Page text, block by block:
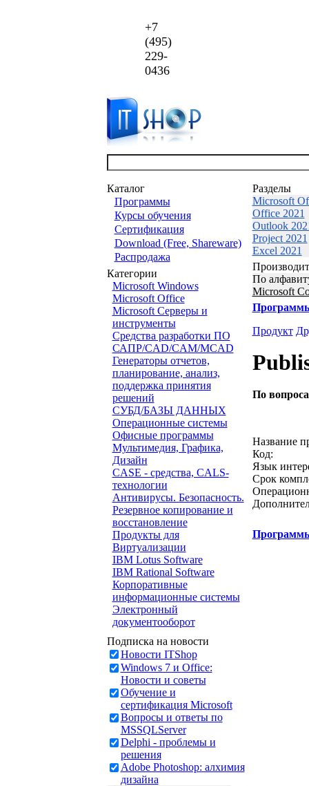
+7
(495)
229-
0436
Каталог
Программы
Курсы обучения
Сертификация
Download (Free, Shareware)
Распродажа
Категории
Microsoft Windows
Microsoft Office
Microsoft Серверы и
инструменты
Средства разработки ПО
САПР/CAD/CAM/MCAD
Генераторы отчетов,
планирование, анализ,
поддержка принятия
решений
СУБД/БАЗЫ ДАННЫХ
Операционные системы
Офисные программы
Мультимедия, Графика,
Дизайн
CASE - средства, CALS-
технологии
Антивирусы. Безопасность.
Резервное копирование и
восстановление
Продукты для
Виртуализации
IBM Lotus Software
IBM Rational Software
Корпоративные
информационные системы
Электронный
документооборот
Подписка на новости
Новости ITShop
Windows 7 и Office:
Новости и советы
Обучение и
сертификация Microsoft
Вопросы и ответы по
MSSQLServer
Delphi - проблемы и
решения
Adobe Photoshop: алхимия
дизайна
Разделы
Microsoft
Office 2021
Outlook
Project 2021
Excel 2021
По
Microsoft
Продукт
По
Название
Код:
Язык
Срок